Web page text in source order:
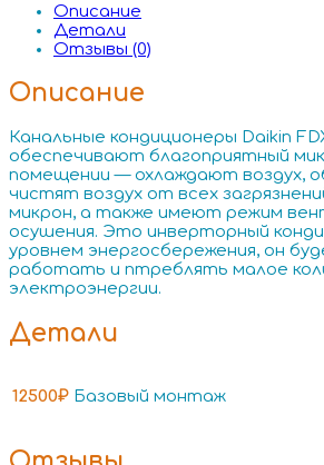
Описание
Детали
Отзывы (0)
Описание
Канальные кондиционеры Daikin
обеспечивают благоприятный
помещении — охлаждают воздух,
чистят воздух от всех
микрон, а также имеют режим
осушения. Это инверторный
уровнем энергосбережения, он
работать и птреблять малое
электроэнергии.
Детали
12500₽ Базовый монтаж